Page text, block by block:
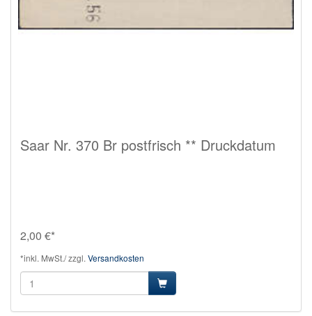
Saar Nr. 370 Br postfrisch ** Druckdatum
2,00 €*
*inkl. MwSt./ zzgl. Versandkosten